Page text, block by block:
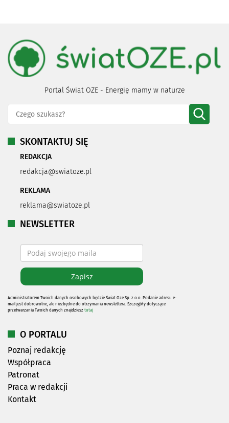
Portal Świat OZE - Energię mamy w naturze
SKONTAKTUJ SIĘ
REDAKCJA
redakcja@swiatoze.pl
REKLAMA
reklama@swiatoze.pl
NEWSLETTER
Administratorem Twoich danych osobowych będzie Świat Oze Sp. z o.o. Podanie adresu e-
mail jest dobrowolne, ale niezbędne do otrzymania newslettera. Szczegóły dotyczące
przetwarzania Twoich danych znajdziesz tutaj
O PORTALU
Poznaj redakcję
Współpraca
Patronat
Praca w redakcji
Kontakt